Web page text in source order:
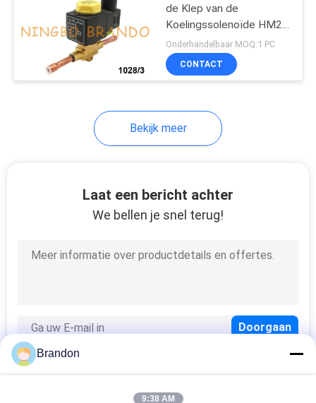
de Klep van de
Koelingssolenoïde HM2
220VAC 230VAC
Onderhandelbaar MOQ:1 PC
CONTACT
Bekijk meer
Laat een bericht achter
We bellen je snel terug!
Brandon
9:38 AM